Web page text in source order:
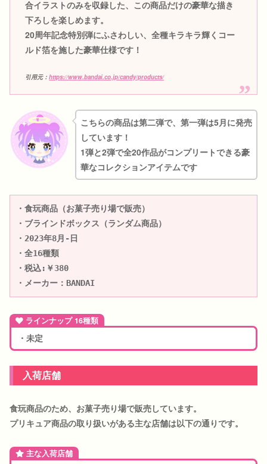
合イラストのみを収録した、この商品だけの豪華な描き
下ろしを楽しめます。
20周年記念特別弾にふさわしい、全種キラキラ輝くコー
ルド箔を施した豪華仕様です！
引用元：https://www.bandai.co.jp/candy/products/
こちらの商品は第二弾で、第一弾は5月に発売
しています！
1弾と2弾で全20作品がコンプリートできる豪
華なコレクションアイテムです
・食玩商品（お菓子売り場で販売）
・ブラインドボックス（ランダム商品）
・2023年8月-日
・全16種類
・税込:￥380
・メーカー：BANDAI
ラインナップ 16種類
・未定
入荷店舗
食玩商品のため、お菓子売り場で販売しています。
プリキュア商品の取り扱いがある主な店舗は以下の通りです。
主な入荷店舗